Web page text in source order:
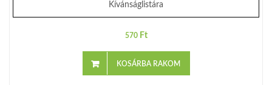
Kívánságlistára
570 Ft
KOSÁRBA RAKOM